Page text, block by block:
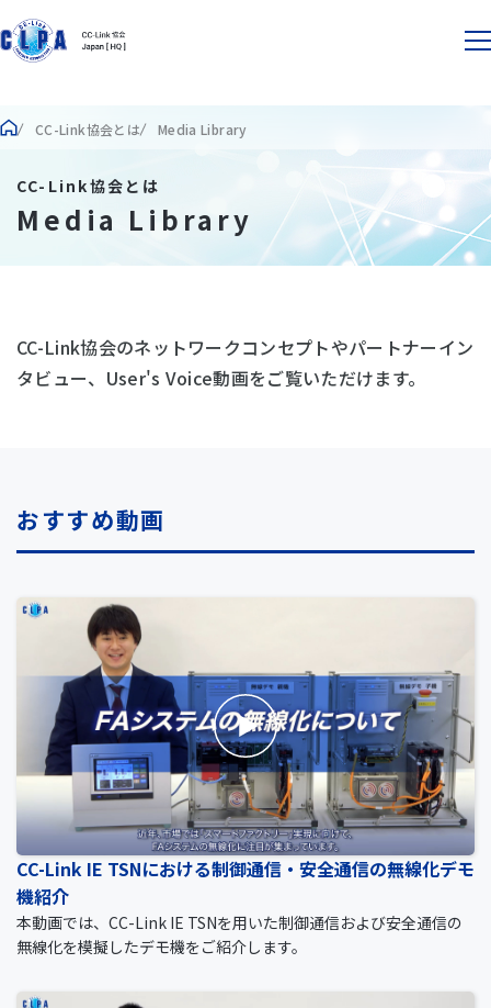
CC-Link協会とは Media Library
CC-Link協会とは
Media Library
CC-Link協会のネットワークコンセプトやパートナーイン
タビュー、User's Voice動画をご覧いただけます。
おすすめ動画
CC-Link IE TSNにおける制御通信・安全通信の無線化デモ
機紹介
本動画では、CC-Link IE TSNを用いた制御通信および安全通信の
無線化を模擬したデモ機をご紹介します。